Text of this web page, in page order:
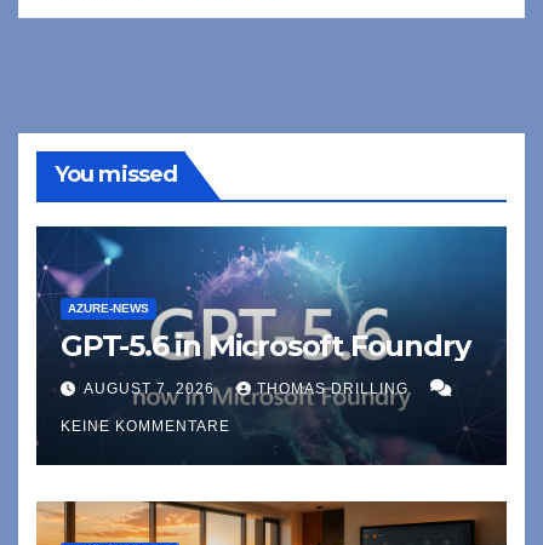
You missed
AZURE-NEWS
GPT-5.6 in Microsoft Foundry
AUGUST 7, 2026 THOMAS DRILLING
KEINE KOMMENTARE